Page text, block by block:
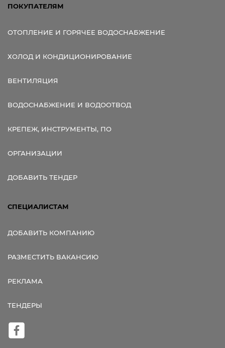
ПОКУПАТЕЛЯМ
ОТОПЛЕНИЕ И ГОРЯЧЕЕ ВОДОСНАБЖЕНИЕ
ХОЛОД И КОНДИЦИОНИРОВАНИЕ
ВЕНТИЛЯЦИЯ
ВОДОСНАБЖЕНИЕ И ВОДООТВОД
КРЕПЕЖ, ИНСТРУМЕНТЫ, ПО
ОРГАНИЗАЦИИ
ДОБАВИТЬ ТЕНДЕР
СПЕЦИАЛИСТАМ
ДОБАВИТЬ КОМПАНИЮ
РАЗМЕСТИТЬ ВАКАНСИЮ
РЕКЛАМА
ТЕНДЕРЫ